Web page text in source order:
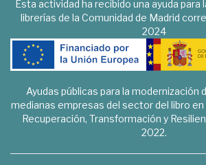
Esta actividad ha recibido una ayuda para
librerías de la Comunidad de Madrid
2024
Ayudas públicas para la modernización
medianas empresas del sector del libro en
Recuperación, Transformación y
2022.